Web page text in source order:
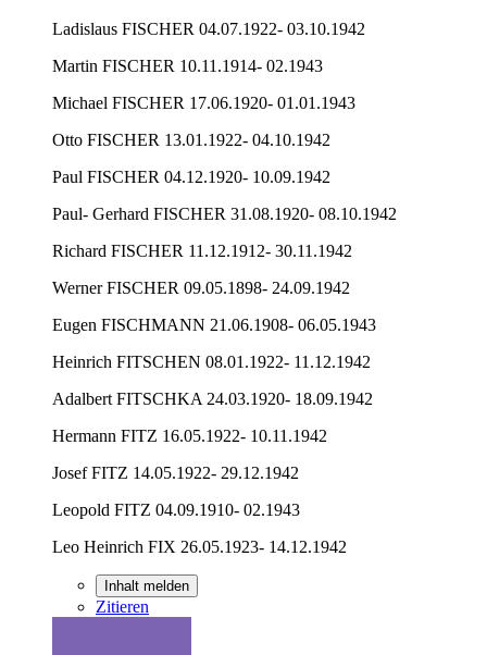
Ladislaus FISCHER 04.07.1922- 03.10.1942
Martin FISCHER 10.11.1914- 02.1943
Michael FISCHER 17.06.1920- 01.01.1943
Otto FISCHER 13.01.1922- 04.10.1942
Paul FISCHER 04.12.1920- 10.09.1942
Paul- Gerhard FISCHER 31.08.1920- 08.10.1942
Richard FISCHER 11.12.1912- 30.11.1942
Werner FISCHER 09.05.1898- 24.09.1942
Eugen FISCHMANN 21.06.1908- 06.05.1943
Heinrich FITSCHEN 08.01.1922- 11.12.1942
Adalbert FITSCHKA 24.03.1920- 18.09.1942
Hermann FITZ 16.05.1922- 10.11.1942
Josef FITZ 14.05.1922- 29.12.1942
Leopold FITZ 04.09.1910- 02.1943
Leo Heinrich FIX 26.05.1923- 14.12.1942
Inhalt melden
Zitieren